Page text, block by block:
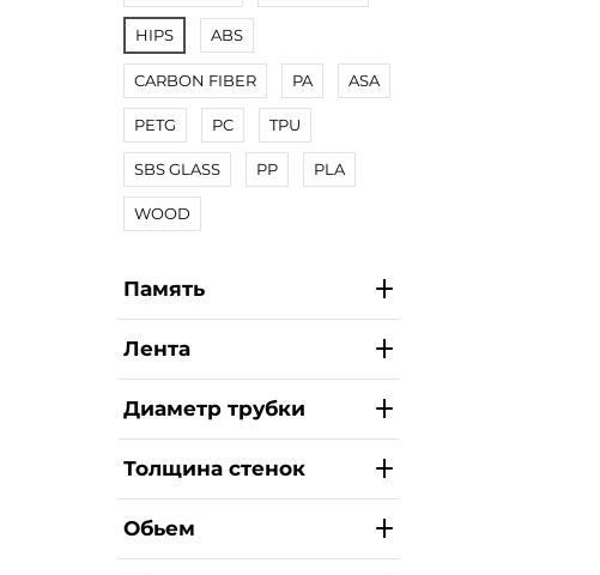
HIPS ABS
CARBON FIBER PA ASA
PETG PC TPU
SBS GLASS PP PLA
WOOD
Память
Лента
Диаметр трубки
Толщина стенок
Обьем